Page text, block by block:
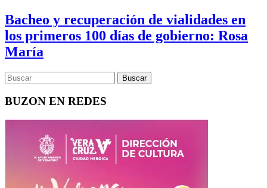
Bacheo y recuperación de vialidades en
los primeros 100 días de gobierno: Rosa
María
BUZON EN REDES